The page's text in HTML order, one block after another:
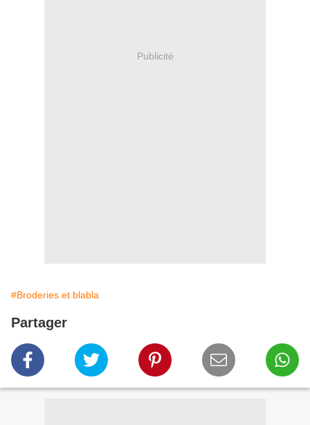
Publicité
#Broderies et blabla
Partager